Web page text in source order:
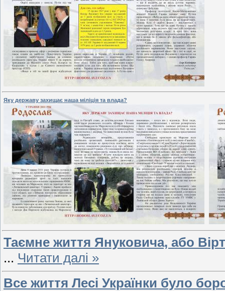
Яку державу захищає наша міліція та влада?
Таємне життя Януковича, або
... Читати далі »
Все життя Лесі Українки було